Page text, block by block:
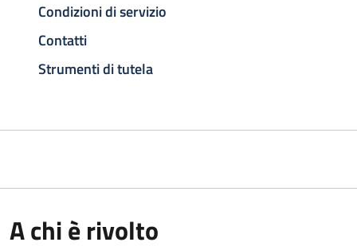
Condizioni di servizio
Contatti
Strumenti di tutela
A chi è rivolto